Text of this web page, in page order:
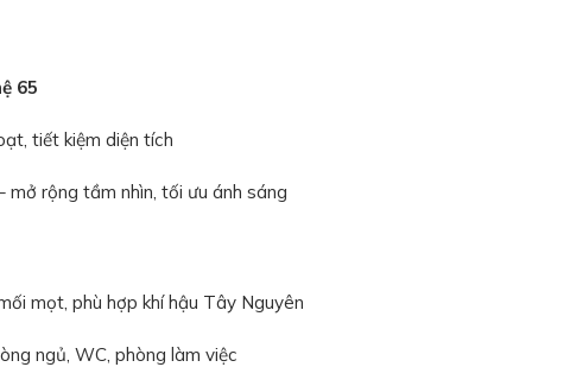
65
tiết kiệm diện tích
mở rộng tầm nhìn, tối ưu ánh sáng
mọt, phù hợp khí hậu Tây Nguyên
ngủ, WC, phòng làm việc